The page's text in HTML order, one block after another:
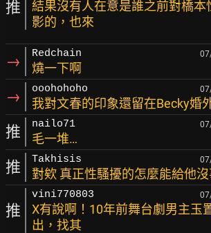
推
結果沒有人在意是誰之前對橋本
影的，也來
→ Redchain
燒一下啊
→ ooohohoho
我對文春的印象還留在Becky婚
推 nailo71
毛一堆…
推 Takhisis
對欸 真正性騷擾的怎麼能給他
推
vini770803
X有說啊！10年前舞台劇男主玉
出，找其